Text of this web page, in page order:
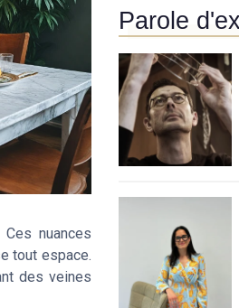
nuances
tout espace.
des veines
Parole